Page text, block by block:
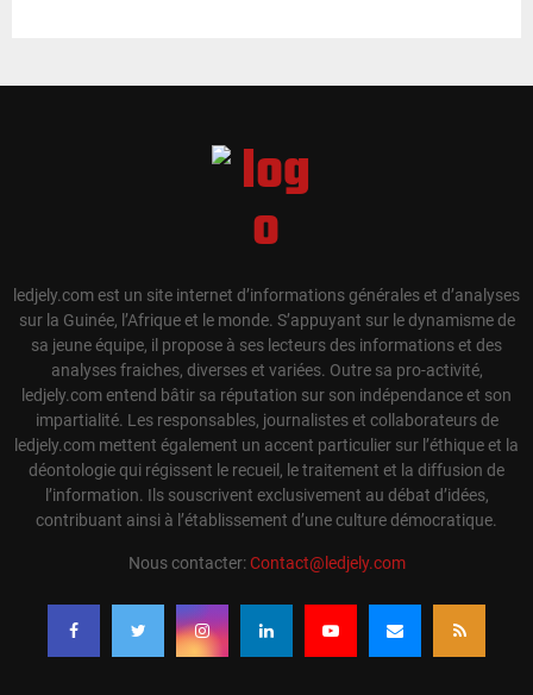
ledjely.com est un site internet d’informations générales et d’analyses
sur la Guinée, l’Afrique et le monde. S’appuyant sur le dynamisme de
sa jeune équipe, il propose à ses lecteurs des informations et des
analyses fraiches, diverses et variées. Outre sa pro-activité,
ledjely.com entend bâtir sa réputation sur son indépendance et son
impartialité. Les responsables, journalistes et collaborateurs de
ledjely.com mettent également un accent particulier sur l’éthique et la
déontologie qui régissent le recueil, le traitement et la diffusion de
l’information. Ils souscrivent exclusivement au débat d’idées,
contribuant ainsi à l’établissement d’une culture démocratique.
Nous contacter:Contact@ledjely.com